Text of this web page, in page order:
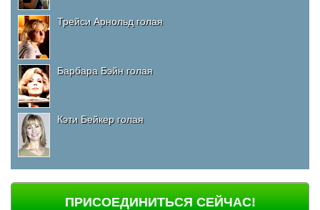
Трейси Арнольд голая
Барбара Бэйн голая
Кэти Бейкер голая
ПРИСОЕДИНИТЬСЯ СЕЙЧАС!